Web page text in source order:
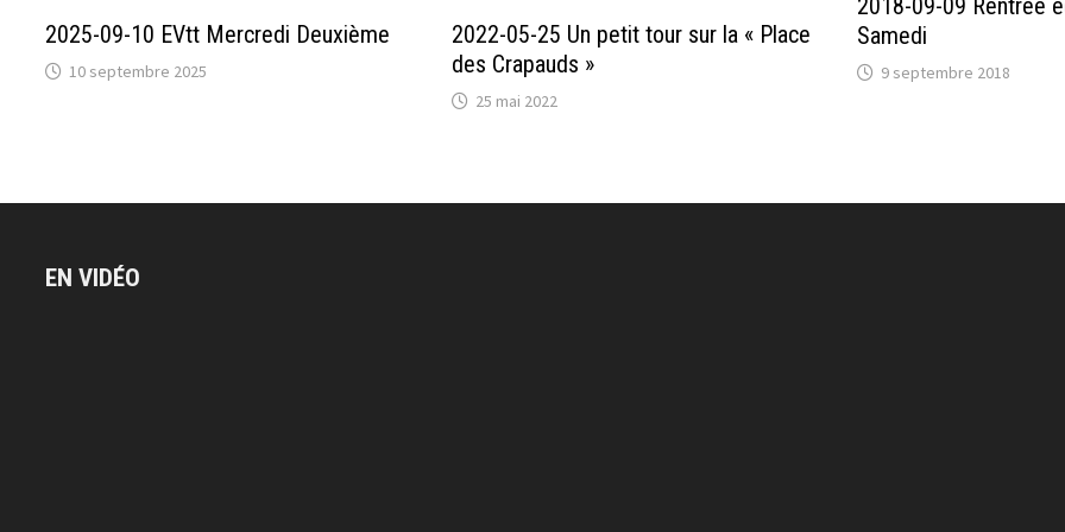
2025-09-10 EVtt Mercredi Deuxième
10 septembre 2025
2022-05-25 Un petit tour sur la « Place
des Crapauds »
25 mai 2022
2018-09-09 Rentrée
Samedi
9 septembre 2018
EN VIDÉO